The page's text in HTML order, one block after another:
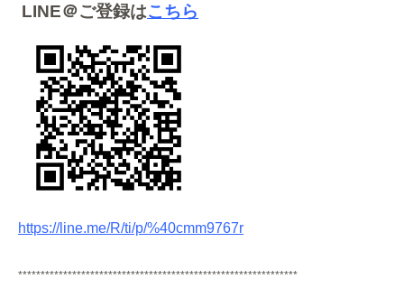
LINE＠ご登録はこちら
https://line.me/R/ti/p/%40cmm9767r
**************************************************************